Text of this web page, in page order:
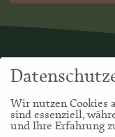
Wir nutzen Cookies
sind essenziell,
und Ihre Erfahrung